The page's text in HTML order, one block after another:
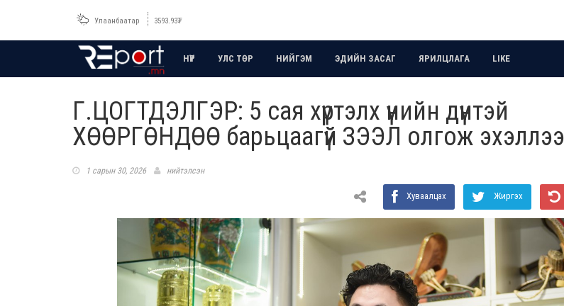
Улаанбаатар 3593.93₮
НҮҮР УЛС ТӨР НИЙГЭМ ЭДИЙН ЗАСАГ ЯРИЛЦЛАГА LIKE
Г.ЦОГТДЭЛГЭР: 5 сая хүртэлх үнийн дүнтэй
ХӨӨРГӨНДӨӨ барьцаагүй ЗЭЭЛ олгож эхэллээ
1 сарын 30, 2026 нийтэлсэн
Хуваалцах Жиргэх